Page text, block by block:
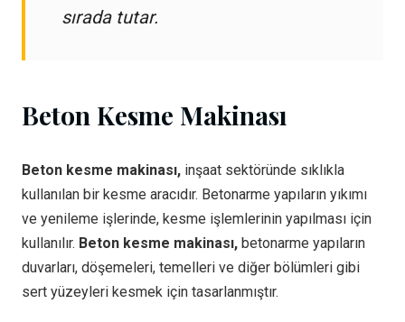
sırada tutar.
Beton Kesme Makinası
Beton kesme makinası, inşaat sektöründe sıklıkla
kullanılan bir kesme aracıdır. Betonarme yapıların yıkımı
ve yenileme işlerinde, kesme işlemlerinin yapılması için
kullanılır. Beton kesme makinası, betonarme yapıların
duvarları, döşemeleri, temelleri ve diğer bölümleri gibi
sert yüzeyleri kesmek için tasarlanmıştır.